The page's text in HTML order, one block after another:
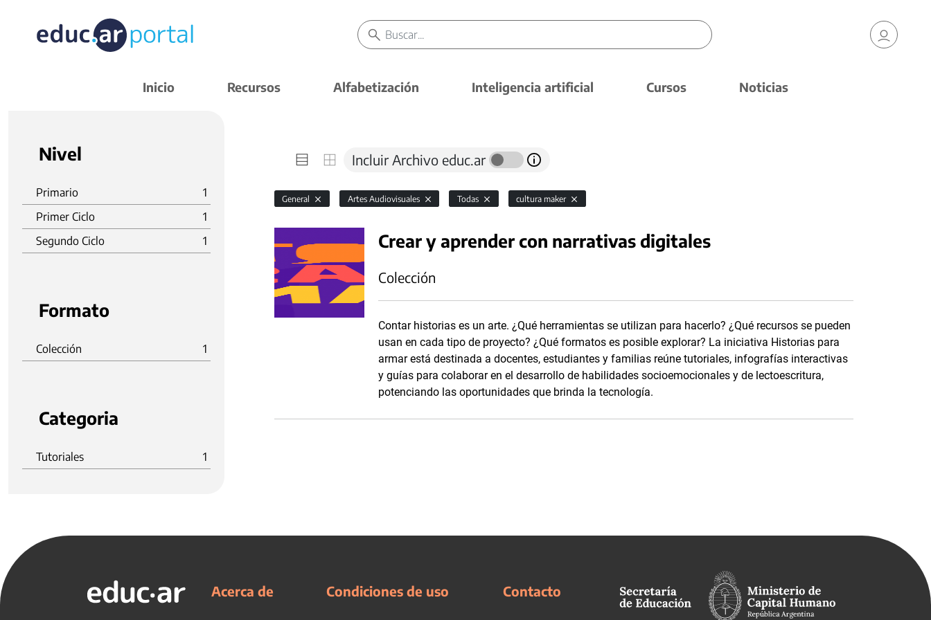
Inicio Recursos Alfabetización Inteligencia artificial Cursos Noticias
Nivel
Primario
1
Primer Ciclo
1
Segundo Ciclo
1
Formato
Colección 1
Categoria
Tutoriales 1
Incluir Archivo educ.ar
General Artes Audiovisuales Todas cultura maker
Crear y aprender con narrativas digitales
Colección
Contar historias es un arte. ¿Qué herramientas se utilizan para hacerlo? ¿Qué recursos se pueden
usan en cada tipo de proyecto? ¿Qué formatos es posible explorar? La iniciativa Historias para
armar está destinada a docentes, estudiantes y familias reúne tutoriales, infografías interactivas
y guías para colaborar en el desarrollo de habilidades socioemocionales y de lectoescritura,
potenciando las oportunidades que brinda la tecnología.
Acerca de Condiciones de uso Contacto